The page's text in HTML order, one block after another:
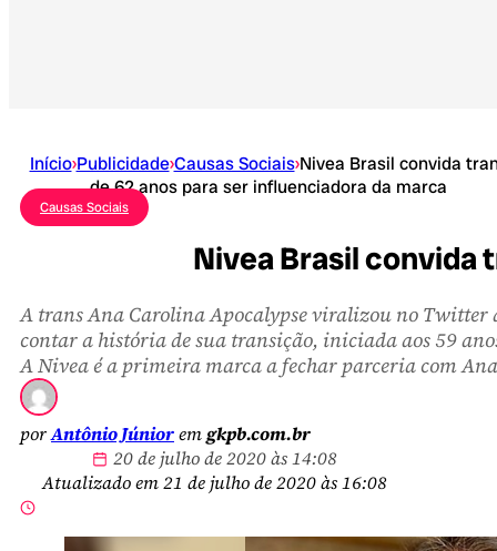
Início›Publicidade›Causas Sociais›Nivea Brasil convida
de 62 anos para ser influenciadora da marca
Causas Sociais
Nivea Brasil convida
A trans Ana Carolina Apocalypse viralizou no Twitter
contar a história de sua transição, iniciada aos 59
A Nivea é a primeira marca a fechar parceria com
porAntônio Júnioremgkpb.com.br
20 de julho de 2020 às 14:08
Atualizado em 21 de julho de 2020 às 16:08